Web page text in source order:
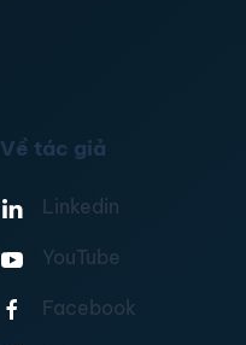
Về tác giả
Linkedin
YouTube
Facebook